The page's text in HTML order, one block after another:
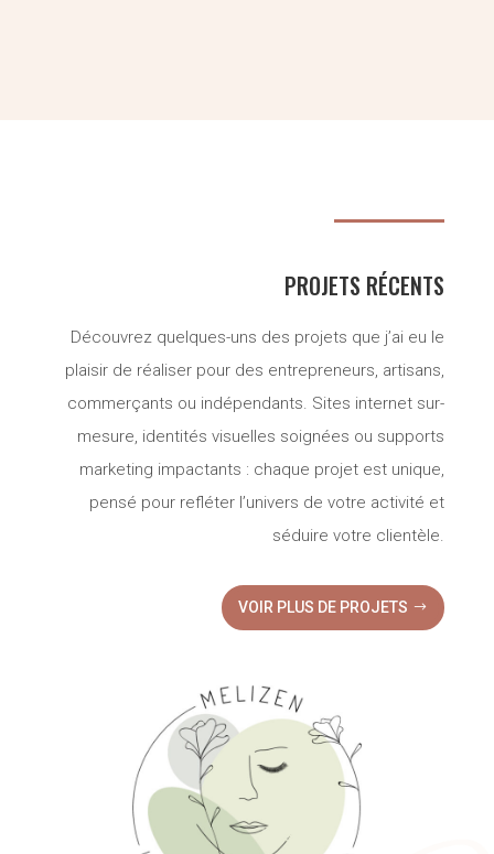
PROJETS RÉCENTS
Découvrez quelques-uns des projets que j’ai eu le
plaisir de réaliser pour des entrepreneurs, artisans,
commerçants ou indépendants. Sites internet sur-
mesure, identités visuelles soignées ou supports
marketing impactants : chaque projet est unique,
pensé pour refléter l’univers de votre activité et
séduire votre clientèle.
VOIR PLUS DE PROJETS